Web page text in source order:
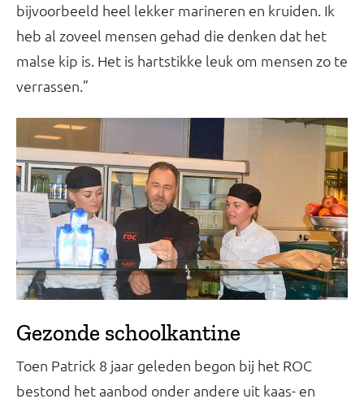
bijvoorbeeld heel lekker marineren en kruiden. Ik
heb al zoveel mensen gehad die denken dat het
malse kip is. Het is hartstikke leuk om mensen zo te
verrassen.”
Gezonde schoolkantine
Toen Patrick 8 jaar geleden begon bij het ROC
bestond het aanbod onder andere uit kaas- en